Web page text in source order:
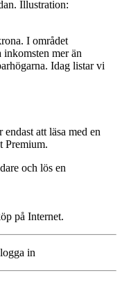
Illustration:
I området
mer än
Idag listar vi
att läsa med en
Premium.
och lös en
på Internet.
in